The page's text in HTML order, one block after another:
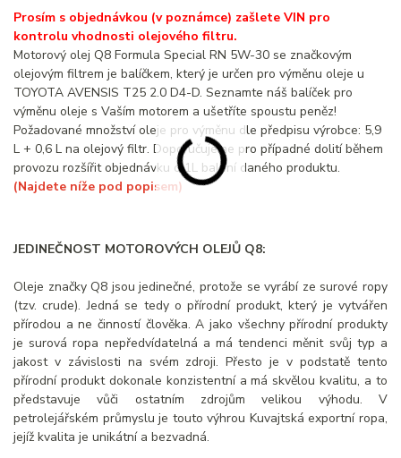
Prosím s objednávkou (v poznámce) zašlete VIN pro
kontrolu vhodnosti olejového filtru.
Motorový olej Q8 Formula Special RN 5W-30 se značkovým
olejovým filtrem je balíčkem, který je určen pro výměnu oleje u
TOYOTA AVENSIS T25 2.0 D4-D. Seznamte náš balíček pro
výměnu oleje s Vaším motorem a ušetříte spoustu peněz!
Požadované množství oleje pro výměnu dle předpisu výrobce: 5,9
L + 0,6 L na olejový filtr. Doporučujeme pro případné dolití během
provozu rozšířit objednávku o 1L balení daného produktu.
(Najdete níže pod popisem)
JEDINEČNOST MOTOROVÝCH OLEJŮ Q8:
Oleje značky Q8 jsou jedinečné, protože se vyrábí ze surové ropy
(tzv. crude). Jedná se tedy o přírodní produkt, který je vytvářen
přírodou a ne činností člověka. A jako všechny přírodní produkty
je surová ropa nepředvídatelná a má tendenci měnit svůj typ a
jakost v závislosti na svém zdroji. Přesto je v podstatě tento
přírodní produkt dokonale konzistentní a má skvělou kvalitu, a to
představuje vůči ostatním zdrojům velikou výhodu. V
petrolejářském průmyslu je touto výhrou Kuvajtská exportní ropa,
jejíž kvalita je unikátní a bezvadná.